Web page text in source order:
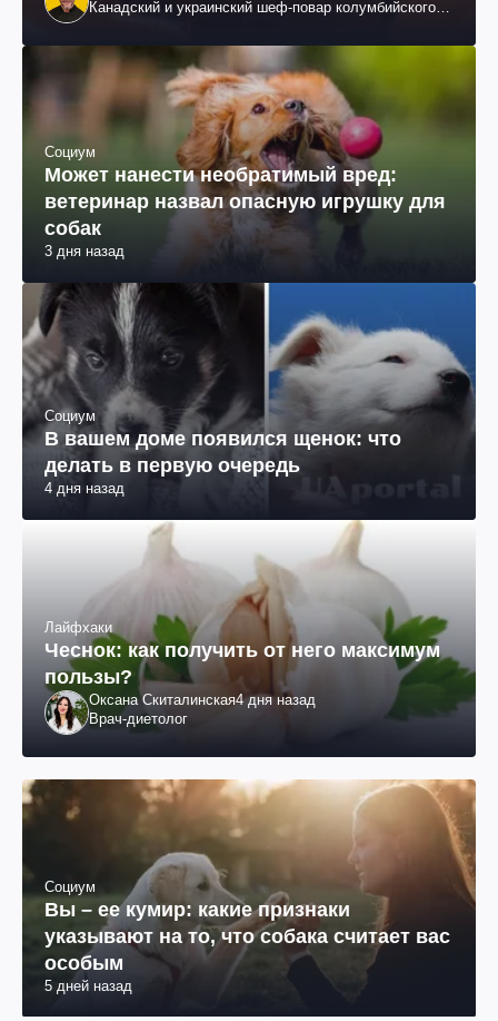
Канадский и украинский шеф-повар колумбийского
Социум
Может нанести необратимый вред:
ветеринар назвал опасную игрушку для
собак
3 дня назад
Социум
В вашем доме появился щенок: что
делать в первую очередь
4 дня назад
Лайфхаки
Чеснок: как получить от него максимум
пользы?
Оксана Скиталинская4 дня назад
Врач-диетолог
Социум
Вы – ее кумир: какие признаки
указывают на то, что собака считает вас
особым
5 дней назад